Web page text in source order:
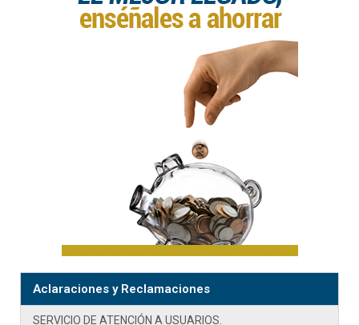
Aclaraciones y Reclamaciones
SERVICIO DE ATENCIÓN A USUARIOS.